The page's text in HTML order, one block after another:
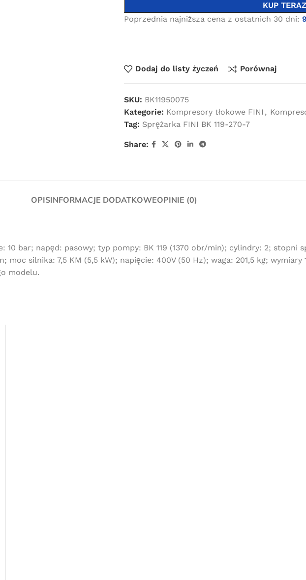
KUP TERAZ
Poprzednia najniższa cena z ostatnich 30 dni:
Dodaj do listy życzeń Porównaj
SKU: BK11950075
Kategorie: Kompresory tłokowe FINI ,
Tag: Sprężarka FINI BK 119-270-7
Share:
OPISINFORMACJE DODATKOWEOPINIE (0)
bar; napęd: pasowy; typ pompy: BK 119 (1370 obr/min); cylindry: 2; stopni
silnika: 7,5 KM (5,5 kW); napięcie: 400V (50 Hz); waga: 201,5 kg; wymiary
modelu.